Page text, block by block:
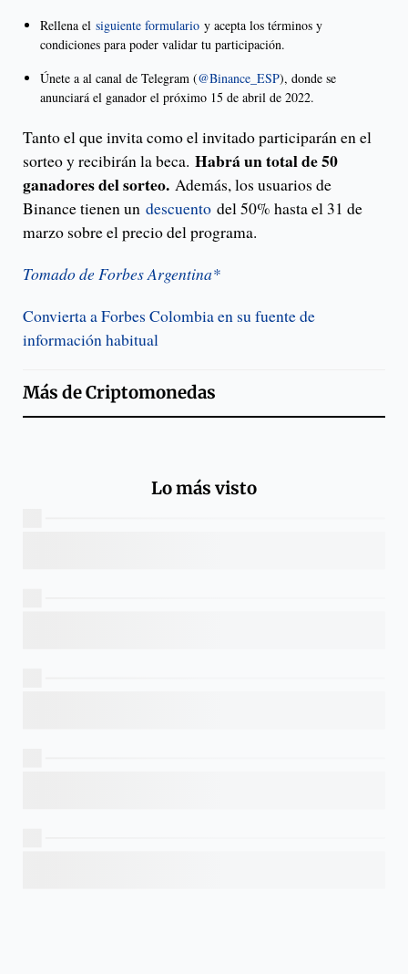
Rellena el siguiente formulario y acepta los términos y
condiciones para poder validar tu participación.
Únete a al canal de Telegram (@Binance_ESP), donde se
anunciará el ganador el próximo 15 de abril de 2022.
Tanto el que invita como el invitado participarán en el
sorteo y recibirán la beca. Habrá un total de 50
ganadores del sorteo. Además, los usuarios de
Binance tienen un descuento del 50% hasta el 31 de
marzo sobre el precio del programa.
Tomado de Forbes Argentina*
Convierta a Forbes Colombia en su fuente de
información habitual
Más deCriptomonedas
Lo más visto